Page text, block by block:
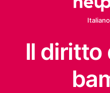
Italiano
Il diritto